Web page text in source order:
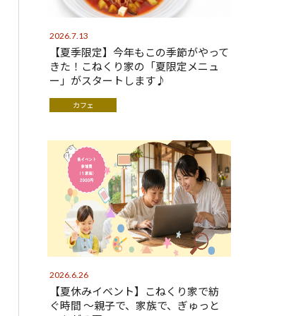
2026.7.13
【夏季限定】今年もこの季節がやって
きた！こねくり家の「夏限定メニュ
ー」がスタートします♪
カフェ
2026.6.26
【夏休みイベント】こねくり家で紡
ぐ時間 〜親子で、家族で、ぎゅっと